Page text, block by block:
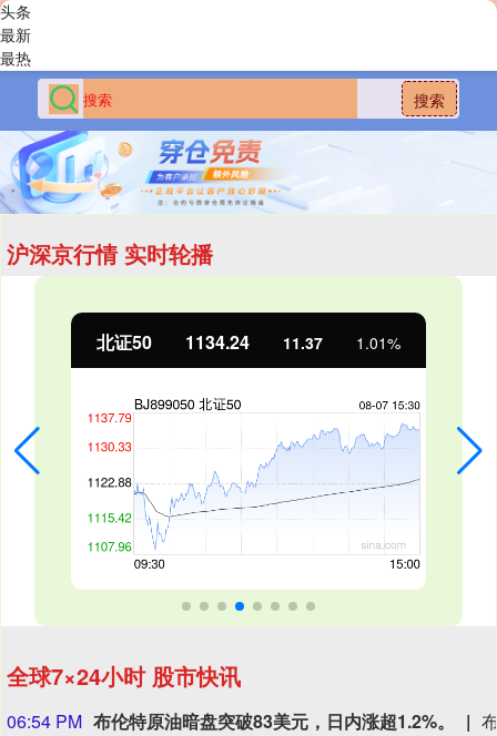
搜索
沪深京行情 实时轮播
北证50 1134.24 11.37 1.01%
全球7×24小时 股市快讯
06:54 PM 布伦特原油暗盘突破83美元，日内涨超1.2%。
头条
最新
最热